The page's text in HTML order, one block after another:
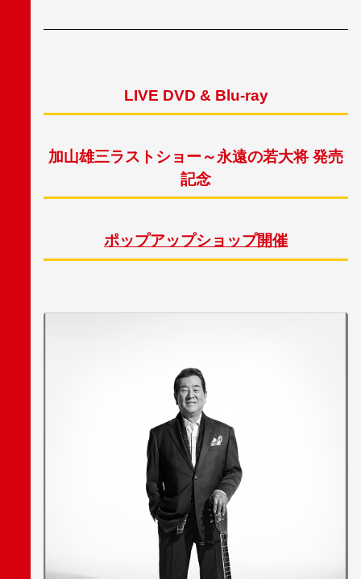
LIVE DVD & Blu-ray
加山雄三ラストショー～永遠の若大将 発売
記念
ポップアップショップ開催